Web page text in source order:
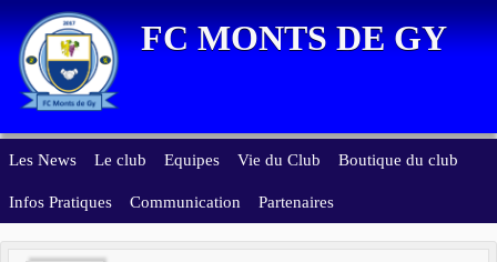
FC MONTS DE GY
Les News Le club Equipes Vie du Club Boutique du club
Infos Pratiques Communication Partenaires
Panneau de gestion des cookies